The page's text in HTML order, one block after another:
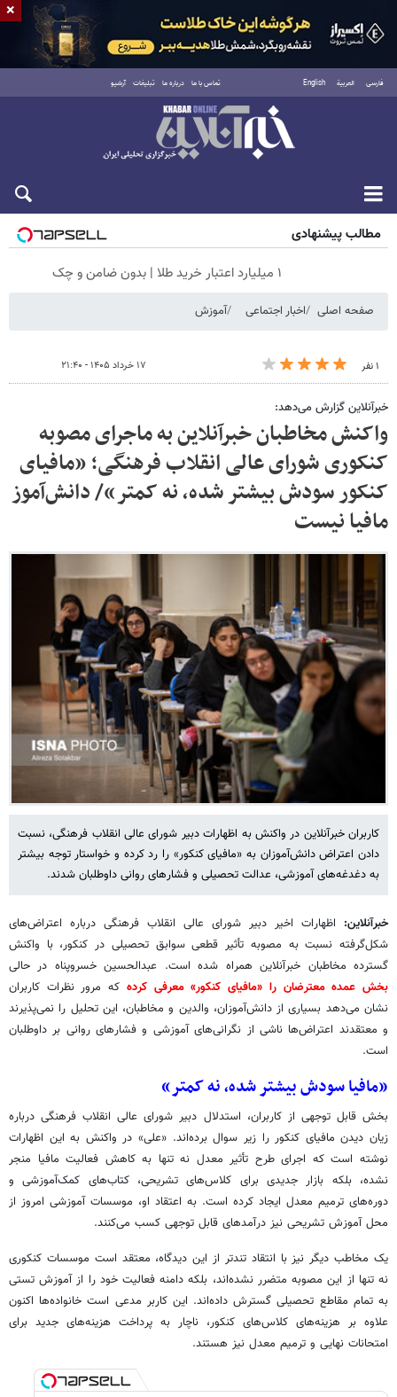
فارسی العربية English تماس با ما درباره ما تبلیغات آرشیو
جمعه ۱۶ مرداد ۱۴۰۵
مطالب پیشنهادی
۱ میلیارد اعتبار خرید طلا | بدون ضامن و چک
صفحه اصلی اخبار اجتماعی آموزش
۱ نفر ۱۷ خرداد ۱۴۰۵ - ۲۱:۴۰
خبرآنلاین گزارش می‌دهد:
واکنش مخاطبان خبرآنلاین به ماجرای مصوبه
کنکوری شورای عالی انقلاب فرهنگی؛ «مافیای
کنکور سودش بیشتر شده، نه کمتر»/ دانش‌آموز
مافیا نیست
کاربران خبرآنلاین در واکنش به اظهارات دبیر شورای عالی انقلاب فرهنگی، نسبت
دادن اعتراض دانش‌آموزان به «مافیای کنکور» را رد کرده و خواستار توجه بیشتر
به دغدغه‌های آموزشی، عدالت تحصیلی و فشارهای روانی داوطلبان شدند.
خبرآنلاین: اظهارات اخیر دبیر شورای عالی انقلاب فرهنگی درباره اعتراض‌های
شکل‌گرفته نسبت به مصوبه تأثیر قطعی سوابق تحصیلی در کنکور، با واکنش
گسترده مخاطبان خبرآنلاین همراه شده است. عبدالحسین خسروپناه در حالی
بخش عمده معترضان را «مافیای کنکور» معرفی کرده که مرور نظرات کاربران
نشان می‌دهد بسیاری از دانش‌آموزان، والدین و مخاطبان، این تحلیل را نمی‌پذیرند
و معتقدند اعتراض‌ها ناشی از نگرانی‌های آموزشی و فشارهای روانی بر داوطلبان
است.
«مافیا سودش بیشتر شده، نه کمتر»
بخش قابل توجهی از کاربران، استدلال دبیر شورای عالی انقلاب فرهنگی درباره
زیان دیدن مافیای کنکور را زیر سوال برده‌اند. «علی» در واکنش به این اظهارات
نوشته است که اجرای طرح تأثیر معدل نه تنها به کاهش فعالیت مافیا منجر
نشده، بلکه بازار جدیدی برای کلاس‌های تشریحی، کتاب‌های کمک‌آموزشی و
دوره‌های ترمیم معدل ایجاد کرده است. به اعتقاد او، موسسات آموزشی امروز از
محل آموزش تشریحی نیز درآمدهای قابل توجهی کسب می‌کنند.
یک مخاطب دیگر نیز با انتقاد تندتر از این دیدگاه، معتقد است موسسات کنکوری
نه تنها از این مصوبه متضرر نشده‌اند، بلکه دامنه فعالیت خود را از آموزش تستی
به تمام مقاطع تحصیلی گسترش داده‌اند. این کاربر مدعی است خانواده‌ها اکنون
علاوه بر هزینه‌های کلاس‌های کنکور، ناچار به پرداخت هزینه‌های جدید برای
امتحانات نهایی و ترمیم معدل نیز هستند.
×